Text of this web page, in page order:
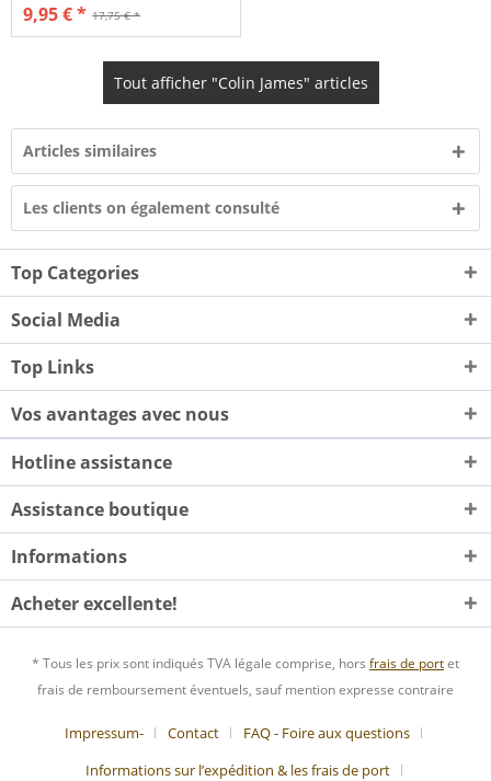
17,75 € *
9,95 € *
Tout afficher "Colin James" articles
Articles similaires
Les clients on également consulté
Top Categories
Social Media
Top Links
Vos avantages avec nous
Hotline assistance
Assistance boutique
Informations
Acheter excellente!
* Tous les prix sont indiqués TVA légale comprise, hors frais de portet
frais de remboursement éventuels, sauf mention expresse contraire
Impressum- Contact
FAQ - Foire aux questions
Informations sur l’expédition & les frais de port